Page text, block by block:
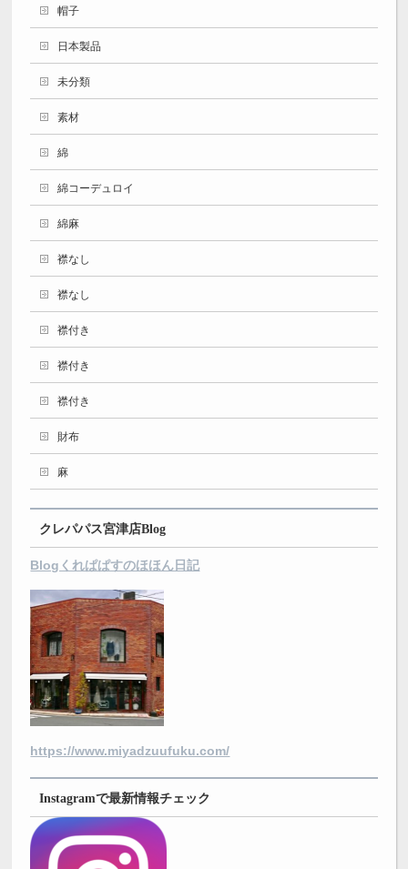
帽子
日本製品
未分類
素材
綿
綿コーデュロイ
綿麻
襟なし
襟なし
襟付き
襟付き
襟付き
財布
麻
クレパパス宮津店Blog
Blogくれぱぱすのほほん日記
https://www.miyadzuufuku.com/
Instagramで最新情報チェック